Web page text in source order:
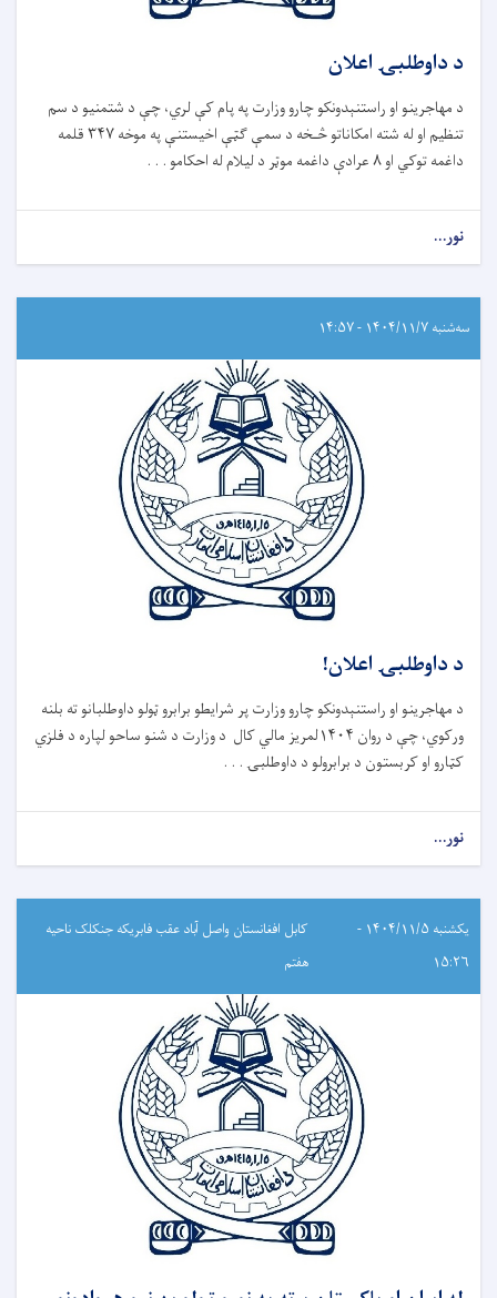
د داوطلبۍ اعلان
د مهاجرینو او راستنېدونکو چارو وزارت په پام کې لري، چې د شتمنیو د سم
تنظیم او له شته امکاناتو څـخه د سمې ګټې اخیستنې په موخه ۳۴۷ قلمه
داغمه توکي او ۸ عرادې داغمه موټر د لیلام له احکامو . . .
نور...
سه‌شنبه ۱۴۰۴/۱۱/۷ - ۱۴:۵۷
د داوطلبۍ اعلان!
د مهاجرینو او راستنېدونکو چارو وزارت پر شرایطو برابرو ټولو داوطلبانو ته بلنه
ورکوي، چې د روان ۱۴۰۴لمریز مالي کال د وزارت د شنو ساحو لپاره د فلزي
کټارو او کربستون د برابرولو د داوطلبۍ . . .
نور...
یکشنبه ۱۴۰۴/۱۱/۵ -
۱۵:۲۶
کابل افغانستان واصل آباد عقب فابریکه جنکلک ناحیه
هفتم